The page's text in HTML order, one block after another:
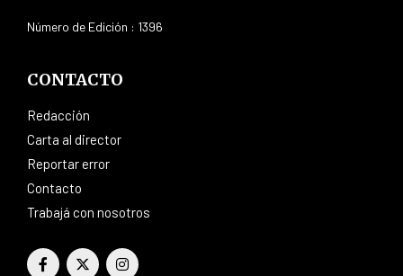
Número de Edición : 1396
CONTACTO
Redacción
Carta al director
Reportar error
Contacto
Trabajá con nosotros